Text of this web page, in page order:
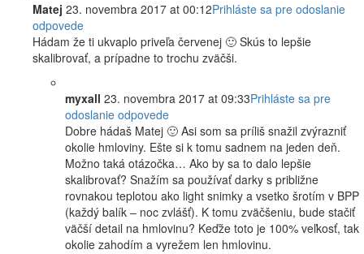
Matej 23. novembra 2017 at 00:12Prihláste sa pre odoslanie
odpovede
Hádam že ti ukvaplo priveľa červenej 🙂 Skús to lepšie
skalibrovať, a prípadne to trochu zväčši.
myxall 23. novembra 2017 at 09:33Prihláste sa pre
odoslanie odpovede
Dobre hádaš Matej 🙂 Asi som sa príliš snažil zvýrazniť
okolie hmloviny. Ešte si k tomu sadnem na jeden deň.
Možno taká otázočka… Ako by sa to dalo lepšie
skalibrovať? Snažím sa používať darky s približne
rovnakou teplotou ako light snimky a vsetko šrotím v BPP
(každý balík – noc zvlášť). K tomu zväčšeniu, bude stačiť
väčší detail na hmlovinu? Keďže toto je 100% veľkosť, tak
okolie zahodím a vyrežem len hmlovinu.